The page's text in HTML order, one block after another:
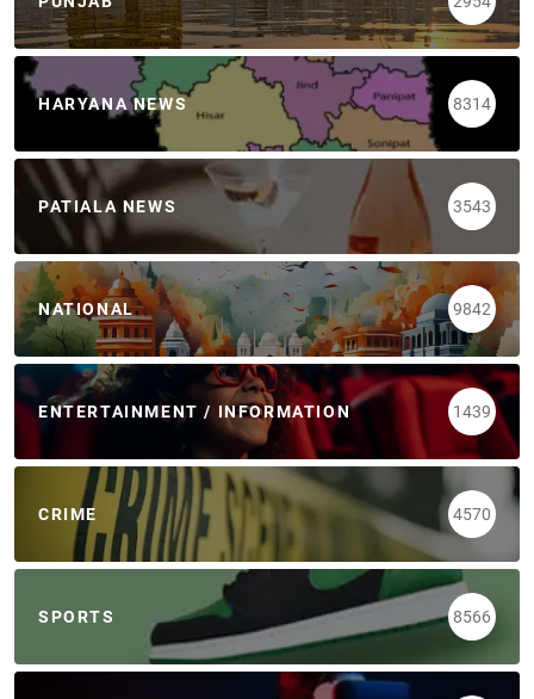
HARYANA NEWS 8314
PATIALA NEWS 3543
NATIONAL 9842
ENTERTAINMENT / INFORMATION 1439
CRIME 4570
SPORTS 8566